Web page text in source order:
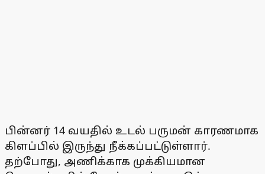
பின்னர் 14 வயதில் உடல் பருமன் காரணமாக
கிளப்பில் இருந்து நீக்கப்பட்டுள்ளார்.
தற்போது, அணிக்காக முக்கியமான